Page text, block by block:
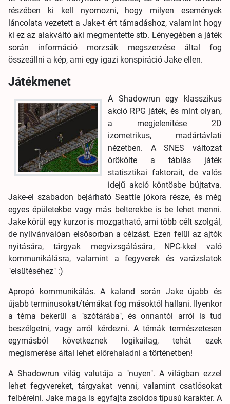
részében ki kell nyomozni, hogy milyen események
láncolata vezetett a Jake-t ért támadáshoz, valamint hogy
ki ez az alakváltó aki megmentette stb. Lényegében a játék
során információ morzsák megszerzése által fog
összeállni a kép, ami egy igazi konspiráció Jake ellen.
Játékmenet
A Shadowrun egy klasszikus
akció RPG játék, és mint olyan,
a megjelenítése 2D
izometrikus, madártávlati
nézetben. A SNES változat
örökölte a táblás játék
statisztikai faktorait, de valós
idejű akció köntösbe bújtatva.
Jake-el szabadon bejárható Seattle jókora része, és még
egyes épületekbe vagy más belterekbe is be lehet menni.
Jake körül egy kurzor is mozgatható, ami több célt szolgál,
de nyilvánvalóan elsősorban a célzást. Ezen felül az ajtók
nyitására, tárgyak megvizsgálására, NPC-kkel való
kommunikálásra, valamint a fegyverek és varázslatok
"elsütéséhez" :)
Apropó kommunikálás. A kaland során Jake újabb és
újabb terminusokat/témákat fog másoktól hallani. Ilyenkor
a téma bekerül a "szótárába", és onnantól arról is tud
beszélgetni, vagy arról kérdezni. A témák természetesen
egymásból következnek logikailag, tehát ezek
megismerése által lehet előrehaladni a történetben!
A Shadowrun világ valutája a "nuyen". A világban ezzel
lehet fegyvereket, tárgyakat venni, valamint csatlósokat
felbérelni. Jake maga is egyfajta zsoldos típusú karakter. A